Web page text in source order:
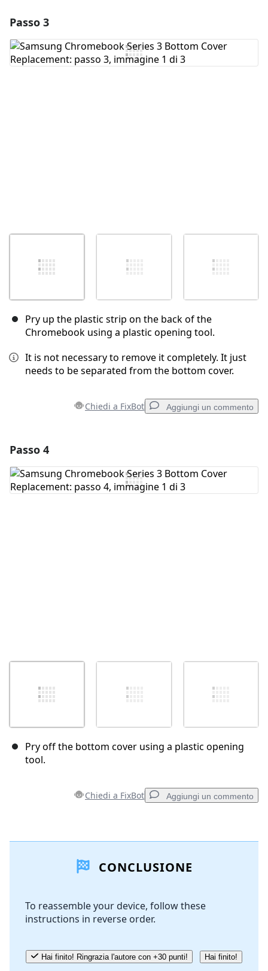
Passo 3
Pry up the plastic strip on the back of the
Chromebook using a plastic opening tool.
It is not necessary to remove it completely. It just
needs to be separated from the bottom cover.
Chiedi a FixBot Aggiungi un commento
Aggiungi Commento
Passo 4
Pry off the bottom cover using a plastic opening
tool.
Chiedi a FixBot Aggiungi un commento
Aggiungi Commento
Annulla
CONCLUSIONE
To reassemble your device, follow these
instructions in reverse order.
Hai finito! Ringrazia l'autore con +30 punti! Hai finito!